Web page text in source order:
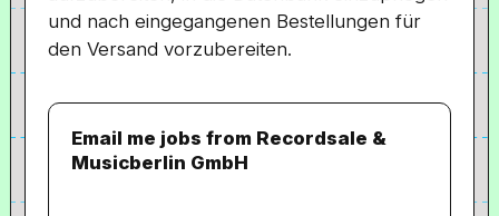
und nach eingegangenen Bestellungen für
den Versand vorzubereiten.
Email me jobs from Recordsale &
Musicberlin GmbH